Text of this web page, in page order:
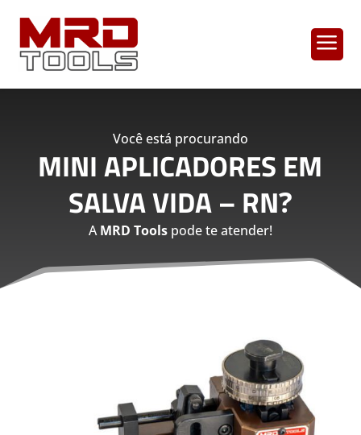
a
Você está procurando
MINI APLICADORES EM
SALVA VIDA – RN?
AMRD Toolspode te atender!